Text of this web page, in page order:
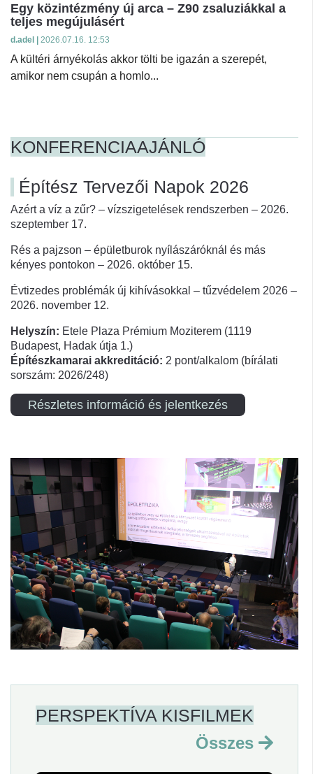
Egy közintézmény új arca – Z90 zsaluziákkal a
teljes megújulásért
d.adel | 2026.07.16. 12:53
A kültéri árnyékolás akkor tölti be igazán a szerepét,
amikor nem csupán a homlo...
KONFERENCIAAJÁNLÓ
Építész Tervezői Napok 2026
Azért a víz a zűr? – vízszigetelések rendszerben – 2026.
szeptember 17.
Rés a pajzson – épületburok nyílászáróknál és más
kényes pontokon – 2026. október 15.
Évtizedes problémák új kihívásokkal – tűzvédelem 2026 –
2026. november 12.
Helyszín: Etele Plaza Prémium Moziterem (1119
Budapest, Hadak útja 1.)
Építészkamarai akkreditáció: 2 pont/alkalom (bírálati
sorszám: 2026/248)
Részletes információ és jelentkezés
PERSPEKTÍVA KISFILMEK
Összes